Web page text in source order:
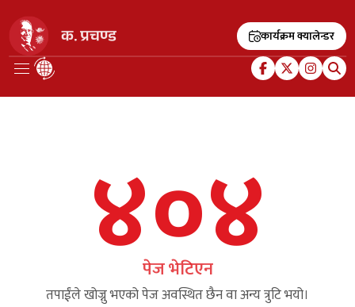
कार्यक्रम क्यालेन्डर
४०४
पेज भेटिएन
तपाईंले खोज्नु भएको पेज अवस्थित छैन वा अन्य त्रुटि भयो।